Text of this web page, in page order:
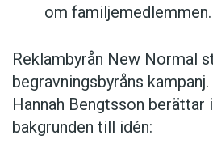
om familjemedlemmen.
Reklambyrån New Normal
begravningsbyråns
Hannah Bengtsson berättar i
bakgrunden till idén: